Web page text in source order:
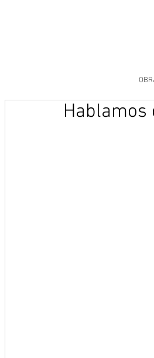
Hablamos